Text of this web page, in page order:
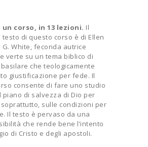
un corso, in 13 lezioni. Il
testo di questo corso è di Ellen
G. White, feconda autrice
verte su un tema biblico di
che teologicamente
giustificazione per fede. Il
consente di fare uno studio
piano di salvezza di Dio per
soprattutto, sulle condizioni per
Il testo è pervaso da una
che rende bene l’intento
di Cristo e degli apostoli.